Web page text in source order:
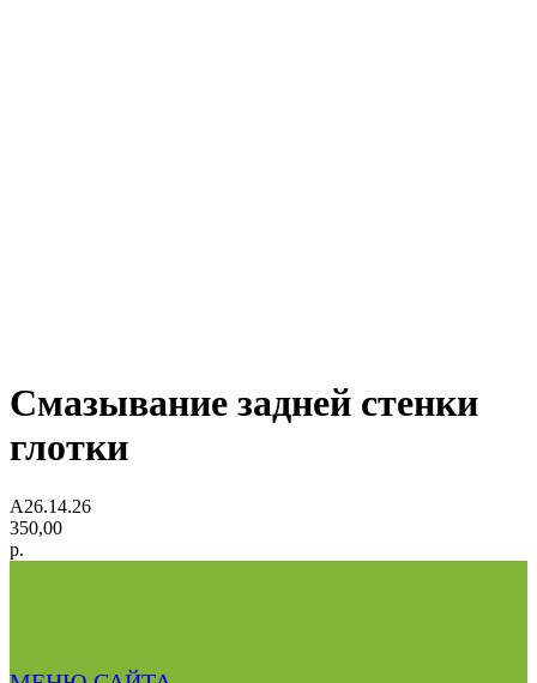
Смазывание задней стенки
глотки
A26.14.26
350,00
р.